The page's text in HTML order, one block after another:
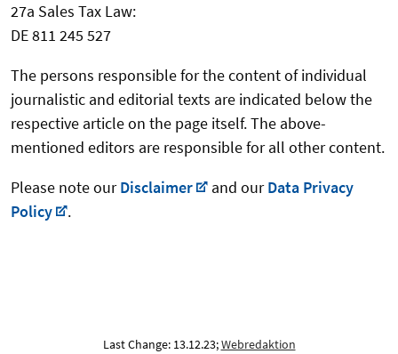
27a Sales Tax Law:
DE 811 245 527
The persons responsible for the content of individual
journalistic and editorial texts are indicated below the
respective article on the page itself. The above-
mentioned editors are responsible for all other content.
Please note ourDisclaimer and ourData Privacy
Policy
.
Last Change: 13.12.23;Webredaktion